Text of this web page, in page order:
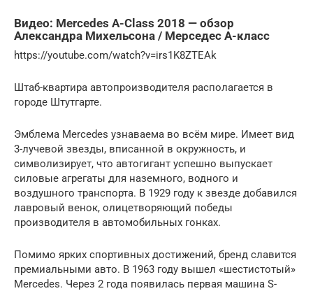
Видео: Mercedes A-Class 2018 — обзор
Александра Михельсона / Мерседес А-класс
https://youtube.com/watch?v=irs1K8ZTEAk
Штаб-квартира автопроизводителя располагается в
городе Штутгарте.
Эмблема Mercedes узнаваема во всём мире. Имеет вид
3-лучевой звезды, вписанной в окружность, и
символизирует, что автогигант успешно выпускает
силовые агрегаты для наземного, водного и
воздушного транспорта. В 1929 году к звезде добавился
лавровый венок, олицетворяющий победы
производителя в автомобильных гонках.
Помимо ярких спортивных достижений, бренд славится
премиальными авто. В 1963 году вышел «шестистотый»
Mercedes. Через 2 года появилась первая машина S-